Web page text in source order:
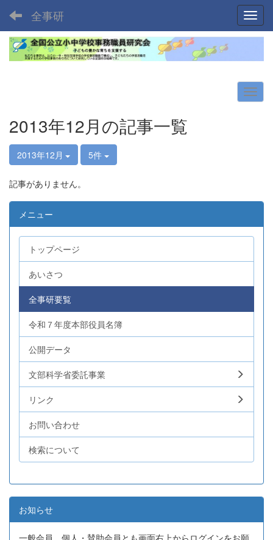
全事研
2013年12月の記事一覧
2013年12月 5件
記事がありません。
メニュー
トップページ
あいさつ
全事研要覧
令和７年度本部役員名簿
公開データ
文部科学省委託事業
リンク
お問い合わせ
検索について
お知らせ